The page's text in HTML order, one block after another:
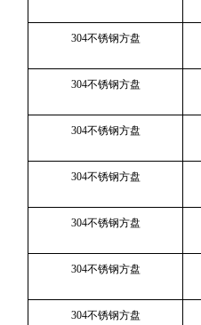
304不锈钢方盘
304不锈钢方盘
304不锈钢方盘
304不锈钢方盘
304不锈钢方盘
304不锈钢方盘
304不锈钢方盘